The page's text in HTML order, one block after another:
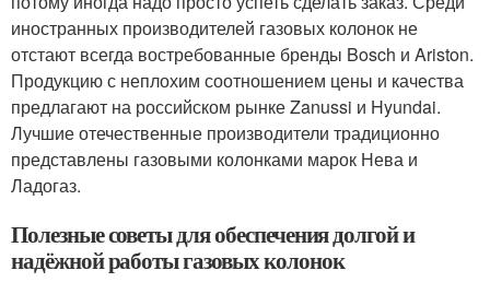
иностранных производителей газовых колонок не
отстают всегда востребованные бренды Bosch и Ariston.
Продукцию с неплохим соотношением цены и качества
предлагают на российском рынке Zanussi и Hyundai.
Лучшие отечественные производители традиционно
представлены газовыми колонками марок Нева и
Ладогаз.
Полезные советы для обеспечения долгой и
надёжной работы газовых колонок